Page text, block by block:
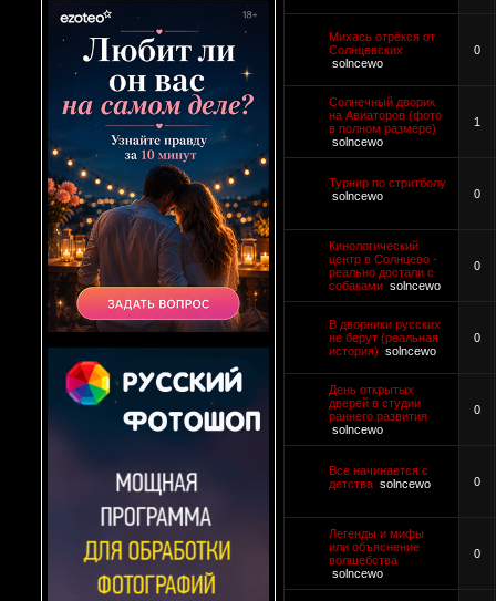
Михась отрёкся от
Солнцевских
solncewo
0
Солнечный дворик
на Авиаторов (фото
в полном размере)
solncewo
1
Турнир по стритболу
solncewo
0
Кинологический
центр в Солнцево -
реально достали с
собаками solncewo
0
В дворники русских
не берут (реальная
история) solncewo
0
День открытых
дверей в студии
раннего развития
solncewo
0
Все начинается с
детства solncewo 0
Легенды и мифы
или объяснение
волшебства
solncewo
0